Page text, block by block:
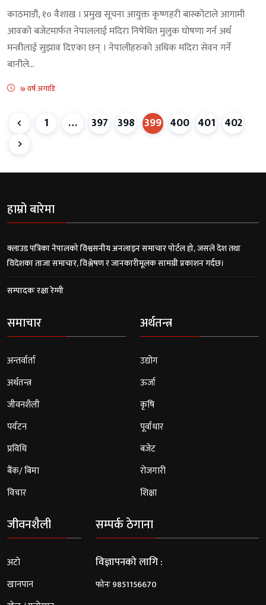
काठमाडौं, १० वैशाख । प्रमुख सूचना आयुक्त कृष्णहरी बास्कोटाले आगामी
आवको बजेटमार्फत नेपाललाई मदिरा निषेधित मुलुक घोषणा गर्न अर्थ
मन्त्रीलाई सुझाव दिएका छन् । नेपालीहरुको अधिक मदिरा सेवन गर्ने
बानीले...
७ वर्ष अगाडि
1 … 397 398 399 400 401 402
हाम्रो बारेमा
क्लाउड पत्रिका नेपालको विश्वसनीय अनलाइन समाचार पोर्टल हो, जसले देश तथा
विदेशका ताजा समाचार, विश्लेषण र जानकारीमूलक सामग्री प्रकाशन गर्दछ।
सम्पादकः रक्षा रेग्मी
समाचार
अन्तर्वार्ता
अर्थतन्त्र
जीवनशैली
पर्यटन
प्रविधि
बैंक/ बिमा
विचार
अर्थतन्त्र
उद्योग
ऊर्जा
कृषि
पूर्वाधार
बजेट
रोजगारी
शिक्षा
जीवनशैली
अटो
खानपान
सम्पर्क ठेगाना
विज्ञापनको लागि :
फोनः 9851156670